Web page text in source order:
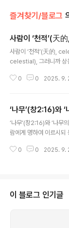
즐겨찾기/블로그
사람이 ‘천적’(天
사람이 ‘천적’(天的,
celestial), 그러니까 상
떤 신성한 것들을 생각
을 더 이상 일절 하지 않
의 영광과 아름다움의
중합니다. 주님이 세상
0 0 2025. 9.
‘나무’(창2:16)와
‘나무’(창2:16)와 ‘나
람에게 명하여 이르시
‘동산 각종 나무의 열매
이 부분을 원전 그대로
창3:2, ‘여자가 뱀에게
0 0 2025. 9.
이 블로그 인기글